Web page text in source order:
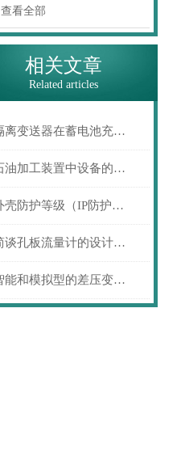
查看全部
相关文章
Related articles
隔离变送器在蓄电池充放电监测上的应用设计
石油加工装置中设备的硫腐蚀与防护
外壳防护等级（IP防护等级）代码
简谈孔板流量计的设计风格
智能和模拟型的差压变送器各自的特点